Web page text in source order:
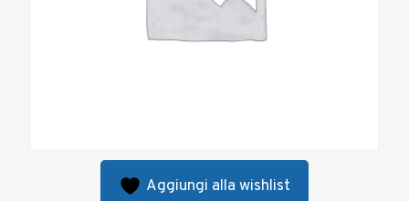
Aggiungi alla wishlist